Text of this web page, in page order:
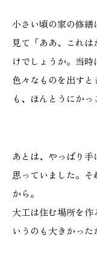
小さい頃の家の修繕
見て「ああ、これ
けでしょうか。当
色々なものを出す
も、ほんとうにかっ
あとは、やっぱり
思っていました。
から。
大工は住む場所を作
いうのも大きかった